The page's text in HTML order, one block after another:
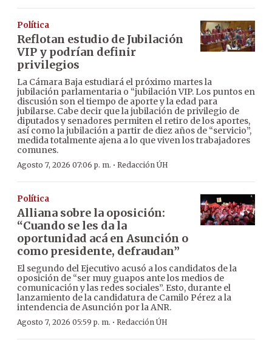
Política
Reflotan estudio de Jubilación
VIP y podrían definir
privilegios
La Cámara Baja estudiará el próximo martes la
jubilación parlamentaria o “jubilación VIP. Los puntos en
discusión son el tiempo de aporte y la edad para
jubilarse. Cabe decir que la jubilación de privilegio de
diputados y senadores permiten el retiro de los aportes,
así como la jubilación a partir de diez años de “servicio”,
medida totalmente ajena a lo que viven los trabajadores
comunes.
Agosto 7, 2026 07:06 p. m. · Redacción ÚH
Política
Alliana sobre la oposición:
“Cuando se les da la
oportunidad acá en Asunción o
como presidente, defraudan”
El segundo del Ejecutivo acusó a los candidatos de la
oposición de “ser muy guapos ante los medios de
comunicación y las redes sociales”. Esto, durante el
lanzamiento de la candidatura de Camilo Pérez a la
intendencia de Asunción por la ANR.
Agosto 7, 2026 05:59 p. m. · Redacción ÚH